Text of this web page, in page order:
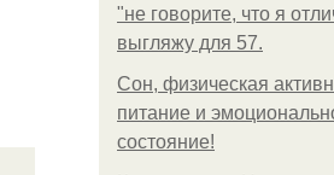
"не говорите, что я
выгляжу для 57.
Сон, физическая
питание и
состояние!